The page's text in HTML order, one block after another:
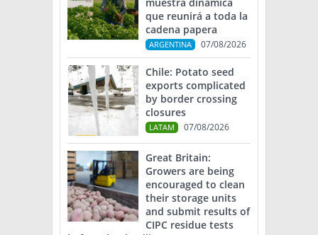
muestra dinámica
que reunirá a toda la
cadena papera
ARGENTINA 07/08/2026
Chile: Potato seed
exports complicated
by border crossing
closures
LATAM 07/08/2026
Great Britain:
Growers are being
encouraged to clean
their storage units
and submit results of
CIPC residue tests